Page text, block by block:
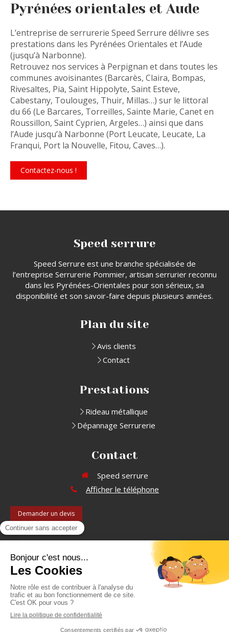
Pyrénées orientales et Aude
L’entreprise de serrurerie Speed Serrure délivre ses
prestations dans les Pyrénées Orientales et l’Aude
(jusqu’à Narbonne).
Retrouvez nos services à Perpignan et dans toutes les
communes avoisinantes (Barcarès, Claira, Bompas,
Rivesaltes, Pia, Saint Hippolyte, Saint Esteve,
Cabestany, Toulouges, Thuir, Millas…) sur le littoral
du 66 (Le Barcares, Torreilles, Sainte Marie, Canet en
Roussillon, Saint Cyprien, Argeles…) ainsi que dans
l’Aude jusqu’à Narbonne (Port Leucate, Leucate, La
Franqui, Port la Nouvelle, Fitou, Caves…).
Contactez-nous !
Speed serrure
Speed Serrure est une branche spécialisée de
l’entreprise Serrurerie Pommier, artisan serrurier reconnu
dans les Pyrénées-Orientales pour son sérieux, sa
disponibilité et son savoir-faire depuis plusieurs années.
Plan du site
Avis clients
Contact
Prestations
Rideau métallique
Dépannage Serrurerie
Contact
Speed serrure
Afficher le téléphone
Demander un devis
©2026 Speed serrure - Serrurier dépanneur
Plan du site
Mentions légales